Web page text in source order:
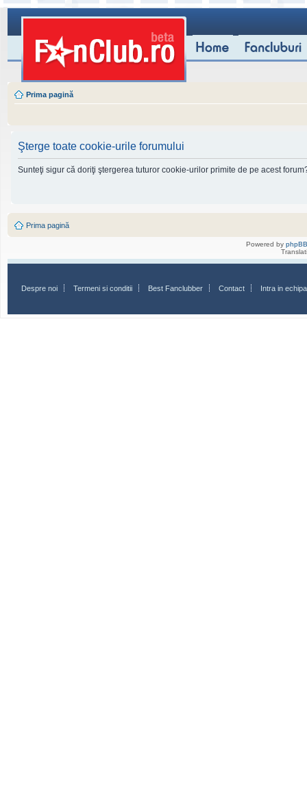
Prima pagină
Şterge toate cookie-urile forumului
Sunteţi sigur că doriţi ştergerea tuturor cookie-urilor primite de pe acest
Prima pagină
Powered by phpBB
Despre noi Termeni si conditii Best Fanclubber Contact Intra in